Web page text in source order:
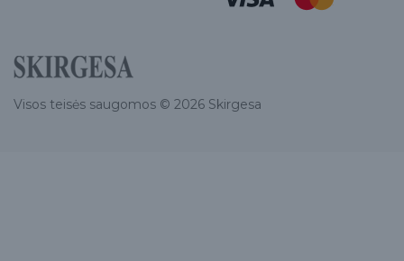
Visos teisės saugomos © 2026 Skirgesa